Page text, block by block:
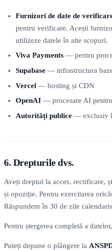
Furnizori de date de
pentru verificare. Acești
utilizeze datele în alte scopuri.
Viva Payments — pentru
Supabase — infrastructura
Vercel — hosting și CDN
OpenAI — procesare AI
Autorități publice — exclusiv
6. Drepturile dvs.
Aveți dreptul la acces, rectificare,
și opoziție. Pentru exercitarea
Răspundem în 30 de zile
Pentru ștergerea completă a
Puteți depune o plângere la